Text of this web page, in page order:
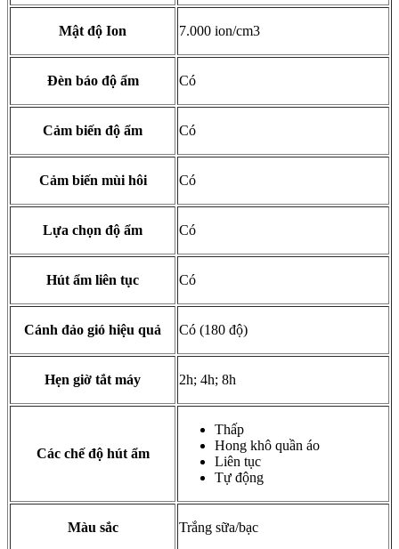
Mật độ Ion 7.000 ion/cm3
Đèn báo độ ẩm Có
Cảm biến độ ẩm Có
Cảm biến mùi hôi Có
Lựa chọn độ ẩm Có
Hút ẩm liên tục Có
Cánh đảo gió hiệu quả Có (180 độ)
Hẹn giờ tắt máy 2h; 4h; 8h
Các chế độ hút ẩm
Thấp
Hong khô quần áo
Liên tục
Tự động
Màu sắc Trắng sữa/bạc